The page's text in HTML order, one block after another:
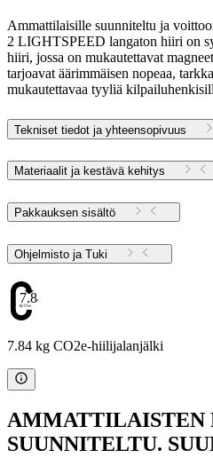
Ammattilaisille suunniteltu ja
2 LIGHTSPEED langaton hiiri on
hiiri, jossa on mukautettavat
tarjoavat äärimmäisen nopeaa,
mukautettavaa tyyliä
Tekniset tiedot ja yhteensopivuus
Materiaalit ja kestävä kehitys
Pakkauksen sisältö
Ohjelmisto ja Tuki
7.84
7.84 kg CO2e-hiilijalanjälki
AMMATTILAISTEN
SUUNNITELTU.